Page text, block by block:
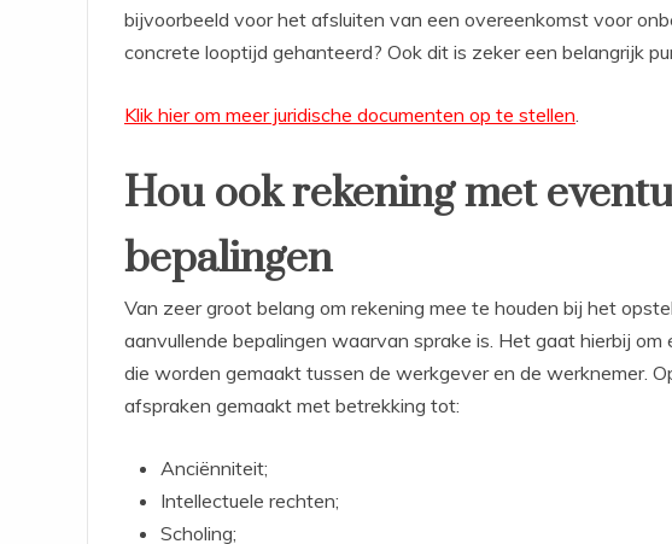
bijvoorbeeld voor het afsluiten van een overeenkomst voor
concrete looptijd gehanteerd? Ook dit is zeker een belangrijk
Klik hier om meer juridische documenten op te stellen
Hou ook rekening met
bepalingen
Van zeer groot belang om rekening mee te houden bij het
aanvullende bepalingen waarvan sprake is. Het gaat hierbij
die worden gemaakt tussen de werkgever en de werknemer.
afspraken gemaakt met betrekking tot:
Anciënniteit;
Intellectuele rechten;
Scholing;